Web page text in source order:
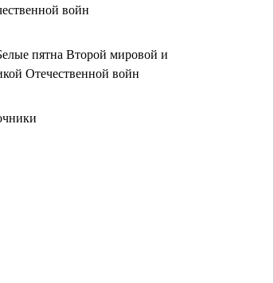
войн
пятна Второй мировой и
Отечественной войн